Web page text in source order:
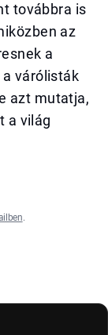
továbbra is
az
a
várólisták
azt mutatja,
a világ
.